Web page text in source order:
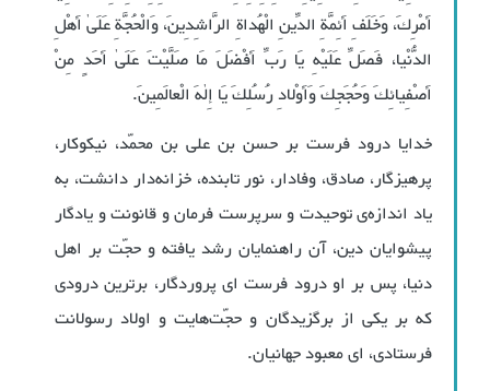
أَمْرِكَ، وَخَلَفِ أَئِمَّةِ الدِّينِ الْهُداةِ الرَّاشِدِينَ، وَالْحُجَّةِ عَلَىٰ أَهْلِ
الدُّنْيا، فَصَلِّ عَلَيْهِ يَا رَبِّ أَفْضَلَ مَا صَلَّيْتَ عَلَىٰ أَحَدٍ مِنْ
أَصْفِيائِكَ وَحُجَجِكَ وَأَوْلادِ رُسُلِكَ يَا إِلٰهَ الْعالَمِينَ.
خدایا درود فرست بر حسن بن علی بن محمّد، نیکوکار،
پرهیزگار، صادق، وفادار، نور تابنده، خزانه‌دار دانشت، به
یاد اندازه‌ی توحیدت و سرپرست فرمان و قانونت و یادگار
پیشوایان دین، آن راهنمایان رشد یافته و حجّت بر اهل
دنیا، پس بر او درود فرست ای پروردگار، برترین درودی
که بر یکی از برگزیدگان و حجّت‌هایت و اولاد رسولانت
فرستادی، ای معبود جهانیان.